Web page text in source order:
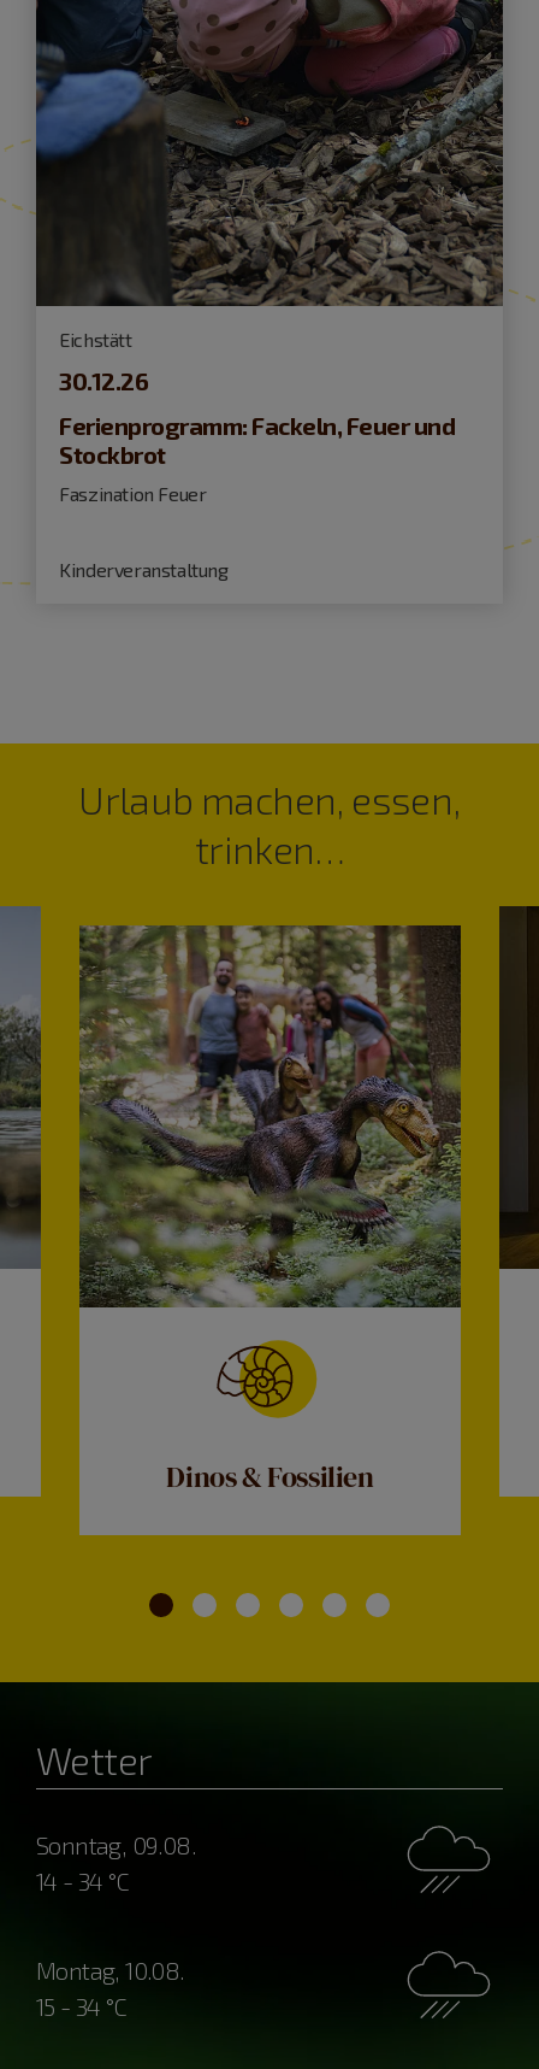
Eichstätt
30.12.26
Ferienprogramm: Fackeln, Feuer und
Stockbrot
Faszination Feuer
Kinderveranstaltung
Urlaub machen, essen,
trinken…
Dinos & Fossilien
Wetter
Sonntag, 09.08.
14 - 34 °C
Montag, 10.08.
15 - 34 °C